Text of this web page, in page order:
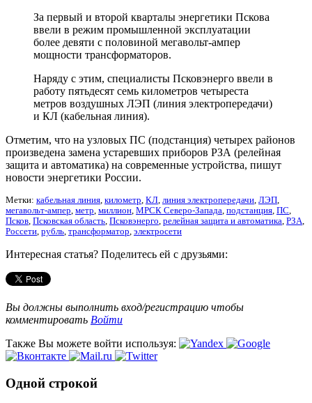
За первый и второй кварталы энергетики Пскова
ввели в режим промышленной эксплуатации
более девяти с половиной мегавольт-ампер
мощности трансформаторов.
Наряду с этим, специалисты Псковэнерго ввели в
работу пятьдесят семь километров четыреста
метров воздушных ЛЭП (линия электропередачи)
и КЛ (кабельная линия).
Отметим, что на узловых ПС (подстанция) четырех районов
произведена замена устаревших приборов РЗА (релейная
защита и автоматика) на современные устройства, пишут
новости энергетики России.
Метки: кабельная линия, километр, КЛ, линия электропередачи, ЛЭП,
мегавольт-ампер, метр, миллион, МРСК Северо-Запада, подстанция, ПС,
Псков, Псковская область, Псковэнерго, релейная защита и автоматика, РЗА,
Россети, рубль, трансформатор, электросети
Интересная статья? Поделитесь ей с друзьями:
Вы должны выполнить вход/регистрацию чтобы
комментировать Войти
Также Вы можете войти используя:
Одной строкой